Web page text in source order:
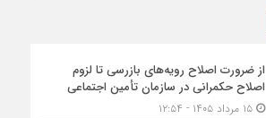
از ضرورت اصلاح رویه‌های بازرسی تا لزوم
اصلاح حکمرانی در سازمان تأمین اجتماعی
۱۵ مرداد ۱۴۰۵ - ۱۲:۵۴